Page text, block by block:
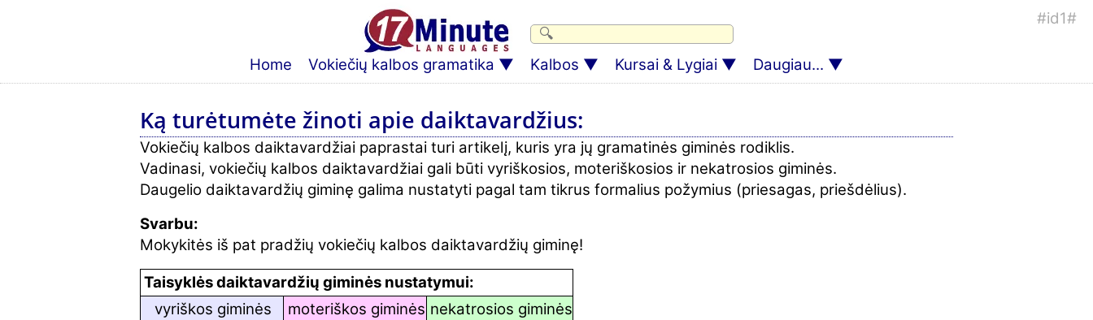
Home Vokiečių kalbos gramatika Kalbos Kursai & Lygiai Daugiau...
#id1#
Ką turėtumėte žinoti apie daiktavardžius:
Vokiečių kalbos daiktavardžiai paprastai turi artikelį, kuris yra jų gramatinės giminės rodiklis.
Vadinasi, vokiečių kalbos daiktavardžiai gali būti vyriškosios, moteriškosios ir nekatrosios giminės.
Daugelio daiktavardžių giminę galima nustatyti pagal tam tikrus formalius požymius (priesagas, priešdėlius).
Svarbu:
Mokykitės iš pat pradžių vokiečių kalbos daiktavardžių giminę!
Taisyklės daiktavardžių giminės nustatymui:
vyriškos giminės
moteriškos giminės nekatrosios giminės